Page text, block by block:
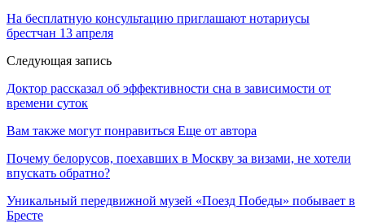
На бесплатную консультацию приглашают нотариусы
брестчан 13 апреля
Следующая запись
Доктор рассказал об эффективности сна в зависимости от
времени суток
Вам также могут понравиться Еще от автора
Почему белорусов, поехавших в Москву за визами, не хотели
впускать обратно?
Уникальный передвижной музей «Поезд Победы» побывает в
Бресте